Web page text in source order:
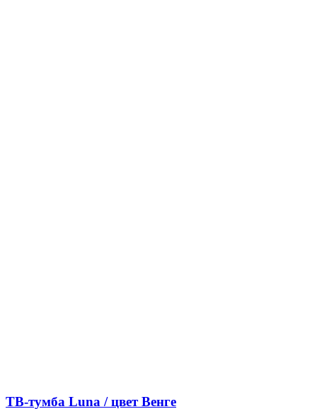
ТВ-тумба Luna / цвет Венге